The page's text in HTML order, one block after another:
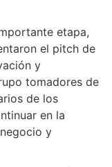
etapa,
el pitch de
y
tomadores de
de los
en la
y